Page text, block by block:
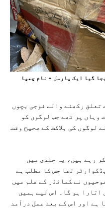
گیا ایک پارسل – نام چھپا
تعلق رکھنے والے فوجی بچوں
وہاں پر تھے جب لوگوں کو
لوگوں کی ہلاکت کے صحیح وقت
رہے ہیں، یہ جلدی میں
تھا جس کا مطلب ہے
نے کمانڈر کے علم میں
اتارا ہو گا۔ اس لیے ہمیں
ہے اور اس کے بعد عمل درآمد